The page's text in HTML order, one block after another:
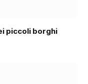
piccoli borghi